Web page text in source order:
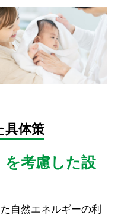
具体策
を考慮した設
自然エネルギーの利